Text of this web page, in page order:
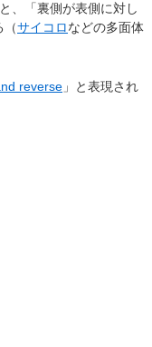
、「裏側が表側に対し
（サイコロなどの多面体
reverse 」と表現され